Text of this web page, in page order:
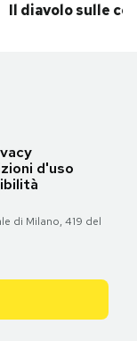
Il diavolo sulle
d'uso
di Milano, 419 del